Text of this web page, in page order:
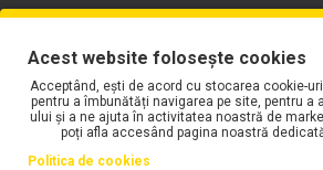
Acest website folosește cookies
Acceptând, ești de acord cu stocarea cookie-
pentru a îmbunătăți navigarea pe site, pentru a
ului și a ne ajuta în activitatea noastră de
poți afla accesând pagina noastră
Politica de cookies